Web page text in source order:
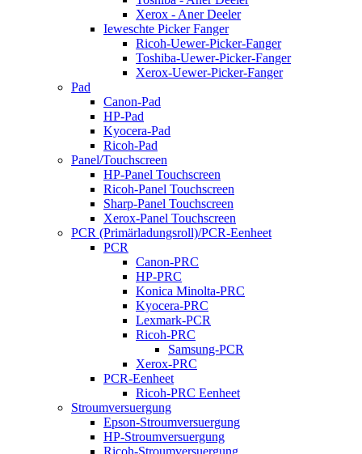
Xerox - Aner Deeler
Ieweschte Picker Fanger
Ricoh-Uewer-Picker-Fanger
Toshiba-Uewer-Picker-Fanger
Xerox-Uewer-Picker-Fanger
Pad
Canon-Pad
HP-Pad
Kyocera-Pad
Ricoh-Pad
Panel/Touchscreen
HP-Panel Touchscreen
Ricoh-Panel Touchscreen
Sharp-Panel Touchscreen
Xerox-Panel Touchscreen
PCR (Primärladungsroll)/PCR-Eenheet
PCR
Canon-PRC
HP-PRC
Konica Minolta-PRC
Kyocera-PRC
Lexmark-PCR
Ricoh-PRC
Samsung-PCR
Xerox-PRC
PCR-Eenheet
Ricoh-PRC Eenheet
Stroumversuergung
Epson-Stroumversuergung
HP-Stroumversuergung
Ricoh-Stroumversuergung